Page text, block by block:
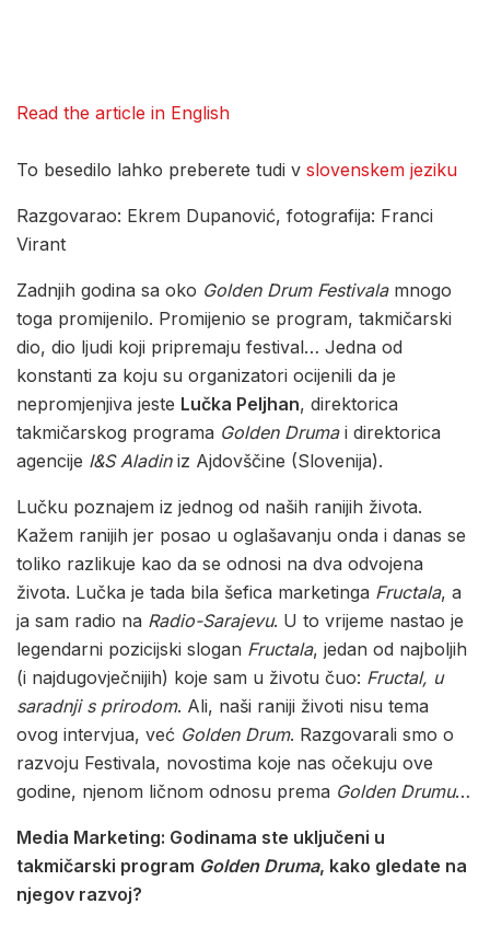
Read the article in English
To besedilo lahko preberete tudi v slovenskem jeziku
Razgovarao: Ekrem Dupanović, fotografija: Franci
Virant
Zadnjih godina sa oko Golden Drum Festivalamnogo
toga promijenilo. Promijenio se program, takmičarski
dio, dio ljudi koji pripremaju festival… Jedna od
konstanti za koju su organizatori ocijenili da je
nepromjenjiva jeste Lučka Peljhan, direktorica
takmičarskog programa Golden Drumai direktorica
agencije I&S Aladin iz Ajdovščine (Slovenija).
Lučku poznajem iz jednog od naših ranijih života.
Kažem ranijih jer posao u oglašavanju onda i danas se
toliko razlikuje kao da se odnosi na dva odvojena
života. Lučka je tada bila šefica marketinga Fructala, a
ja sam radio na Radio-Sarajevu. U to vrijeme nastao je
legendarni pozicijski slogan Fructala, jedan od najboljih
(i najdugovječnijih) koje sam u životu čuo: Fructal, u
saradnji s prirodom. Ali, naši raniji životi nisu tema
ovog intervjua, već Golden Drum. Razgovarali smo o
razvoju Festivala, novostima koje nas očekuju ove
godine, njenom ličnom odnosu prema Golden Drumu…
Media Marketing: Godinama ste uključeni u
takmičarski program Golden Druma, kako gledate na
njegov razvoj?